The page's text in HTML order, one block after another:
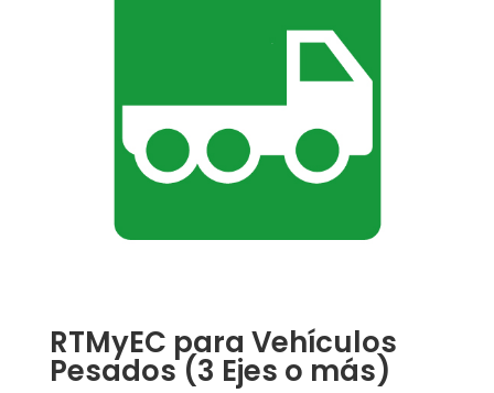
RTMyEC para Vehículos
Pesados (3 Ejes o más)